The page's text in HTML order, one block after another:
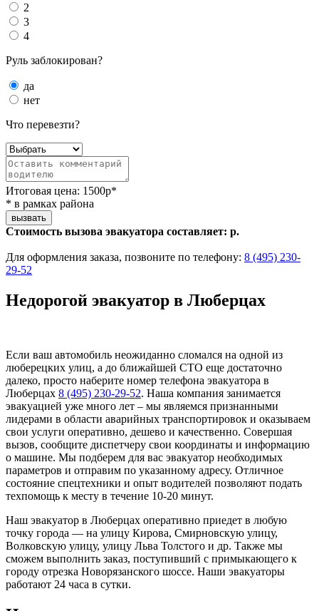
2
3
4
Руль заблокирован?
да
нет
Что перевезти?
Итоговая цена: 1500р*
* в рамках района
вызвать
Стоимость вызова эвакуатора составляет: р.
Для оформления заказа, позвоните по телефону: 8 (495) 230-
29-52
Недорогой эвакуатор в Люберцах
Если ваш автомобиль неожиданно сломался на одной из
люберецких улиц, а до ближайшей СТО еще достаточно
далеко, просто наберите номер телефона эвакуатора в
Люберцах 8 (495) 230-29-52. Наша компания занимается
эвакуацией уже много лет – мы являемся признанными
лидерами в области аварийных транспортировок и оказываем
свои услуги оперативно, дешево и качественно. Совершая
вызов, сообщите диспетчеру свои координаты и информацию
о машине. Мы подберем для вас эвакуатор необходимых
параметров и отправим по указанному адресу. Отличное
состояние спецтехники и опыт водителей позволяют подать
техпомощь к месту в течение 10-20 минут.
Наш эвакуатор в Люберцах оперативно приедет в любую
точку города — на улицу Кирова, Смирновскую улицу,
Волковскую улицу, улицу Льва Толстого и др. Также мы
сможем выполнить заказ, поступивший с примыкающего к
городу отрезка Новорязанского шоссе. Наши эвакуаторы
работают 24 часа в сутки.